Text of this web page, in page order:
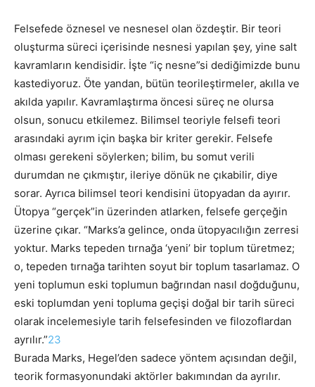
Felsefede öznesel ve nesnesel olan özdeştir. Bir teori
oluşturma süreci içerisinde nesnesi yapılan şey, yine salt
kavramların kendisidir. İşte “iç nesne”si dediğimizde bunu
kastediyoruz. Öte yandan, bütün teorileştirmeler, akılla ve
akılda yapılır. Kavramlaştırma öncesi süreç ne olursa
olsun, sonucu etkilemez. Bilimsel teoriyle felsefi teori
arasındaki ayrım için başka bir kriter gerekir. Felsefe
olması gerekeni söylerken; bilim, bu somut verili
durumdan ne çıkmıştır, ileriye dönük ne çıkabilir, diye
sorar. Ayrıca bilimsel teori kendisini ütopyadan da ayırır.
Ütopya “gerçek”in üzerinden atlarken, felsefe gerçeğin
üzerine çıkar. “Marks’a gelince, onda ütopyacılığın zerresi
yoktur. Marks tepeden tırnağa ‘yeni’ bir toplum türetmez;
o, tepeden tırnağa tarihten soyut bir toplum tasarlamaz. O
yeni toplumun eski toplumun bağrından nasıl doğduğunu,
eski toplumdan yeni topluma geçişi doğal bir tarih süreci
olarak incelemesiyle tarih felsefesinden ve filozoflardan
ayrılır.”23
Burada Marks, Hegel’den sadece yöntem açısından değil,
teorik formasyonundaki aktörler bakımından da ayrılır.